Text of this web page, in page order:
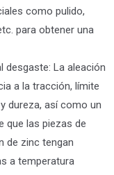
como pulido,
para obtener una
desgaste: La aleación
a la tracción, límite
dureza, así como un
que las piezas de
de zinc tengan
a temperatura